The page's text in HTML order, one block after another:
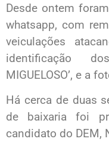
Desde ontem
whatsapp, com
veiculações
identificação
MIGUELOSO’, e a
Há cerca de duas
de baixaria foi
candidato do DEM,